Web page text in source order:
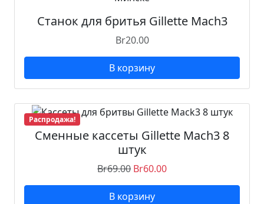
а
с
Станок для бритья Gillette Mach3
Br20.00
В корзину
Распродажа!
Сменные кассеты Gillette Mach3 8
штук
Br69.00 Br60.00
В корзину